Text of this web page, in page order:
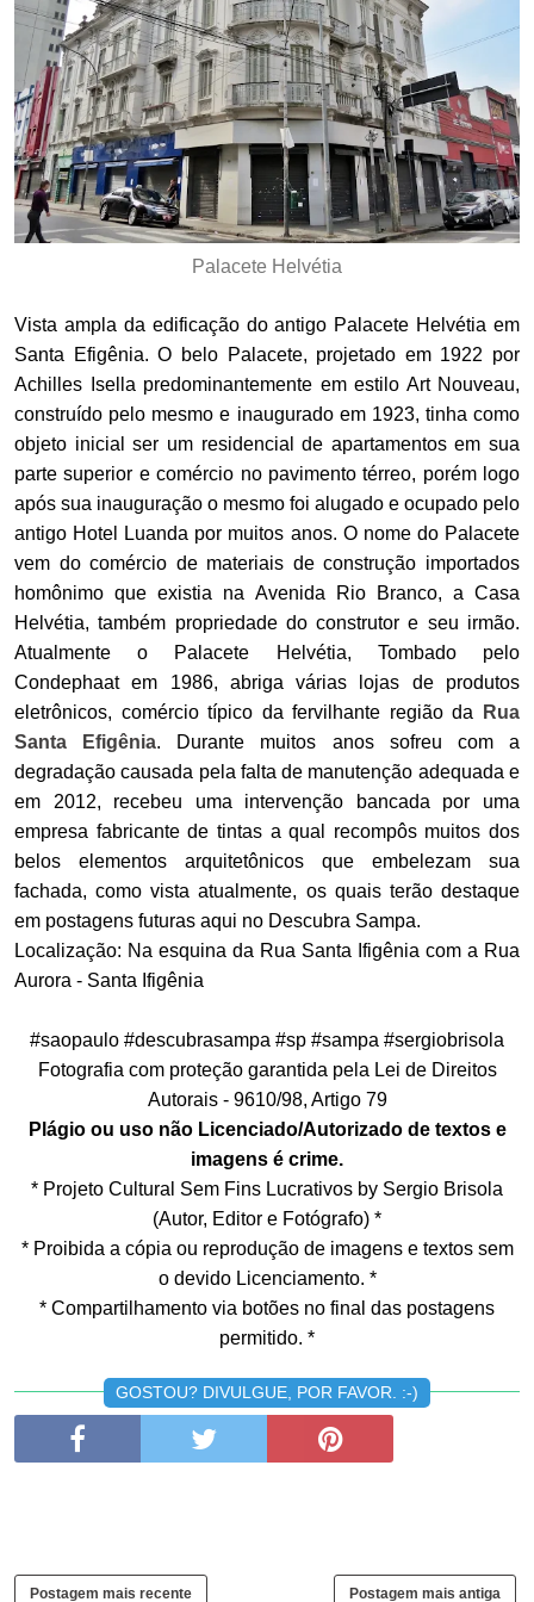
Palacete Helvétia
Vista ampla da edificação do antigo Palacete Helvétia em
Santa Efigênia. O belo Palacete, projetado em 1922 por
Achilles Isella predominantemente em estilo Art Nouveau,
construído pelo mesmo e inaugurado em 1923, tinha como
objeto inicial ser um residencial de apartamentos em sua
parte superior e comércio no pavimento térreo, porém logo
após sua inauguração o mesmo foi alugado e ocupado pelo
antigo Hotel Luanda por muitos anos. O nome do Palacete
vem do comércio de materiais de construção importados
homônimo que existia na Avenida Rio Branco, a Casa
Helvétia, também propriedade do construtor e seu irmão.
Atualmente o Palacete Helvétia, Tombado pelo
Condephaat em 1986, abriga várias lojas de produtos
eletrônicos, comércio típico da fervilhante região da
Rua
Santa Efigênia. Durante muitos anos sofreu com a
degradação causada pela falta de manutenção adequada e
em 2012, recebeu uma intervenção bancada por uma
empresa fabricante de tintas a qual recompôs muitos dos
belos elementos arquitetônicos que embelezam sua
fachada, como vista atualmente, os quais terão destaque
em postagens futuras aqui no Descubra Sampa.
Localização: Na esquina da Rua Santa Ifigênia com a Rua
Aurora - Santa Ifigênia
#saopaulo #descubrasampa #sp #sampa #sergiobrisola
Fotografia com proteção garantida pela Lei de Direitos
Autorais - 9610/98, Artigo 79
Plágio ou uso não Licenciado/Autorizado de textos e
imagens é crime.
* Projeto Cultural Sem Fins Lucrativos by Sergio Brisola
(Autor, Editor e Fotógrafo) *
* Proibida a cópia ou reprodução de imagens e textos sem
o devido Licenciamento. *
* Compartilhamento via botões no final das postagens
permitido. *
GOSTOU? DIVULGUE, POR FAVOR. :-)
Postagem mais recente Postagem mais antiga